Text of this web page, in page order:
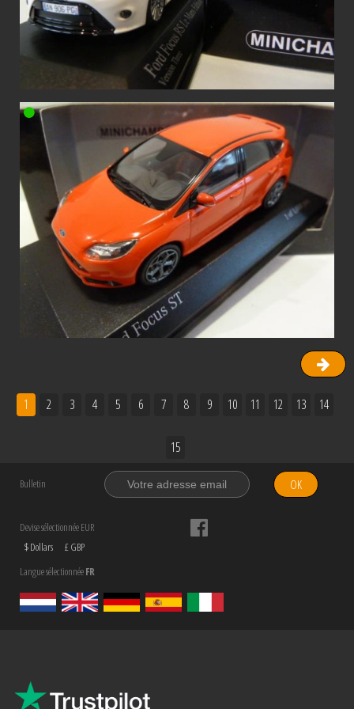
1 2 3 4 5 6 7 8 9 10 11 12 13 14
15
Bulletin OK
Devise sélectionnée EUR
$ Dollars
£ GBP
Langue sélectionnéeFR